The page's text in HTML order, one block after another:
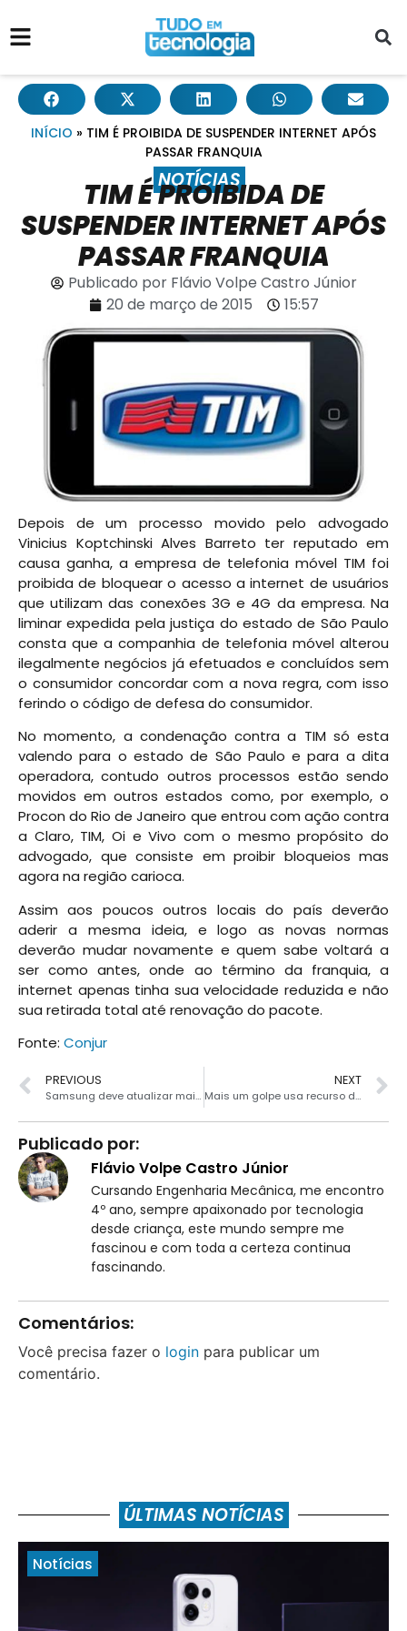
INÍCIO » TIM É PROIBIDA DE SUSPENDER INTERNET APÓS
PASSAR FRANQUIA
NOTÍCIAS
TIM É PROIBIDA DE
SUSPENDER INTERNET APÓS
PASSAR FRANQUIA
Publicado porFlávio Volpe Castro Júnior
20 de março de 2015
15:57
Depois de um processo movido pelo advogado
Vinicius Koptchinski Alves Barreto ter reputado em
causa ganha, a empresa de telefonia móvel TIM foi
proibida de bloquear o acesso a internet de usuários
que utilizam das conexões 3G e 4G da empresa. Na
liminar expedida pela justiça do estado de São Paulo
consta que a companhia de telefonia móvel alterou
ilegalmente negócios já efetuados e concluídos sem
o consumidor concordar com a nova regra, com isso
ferindo o código de defesa do consumidor.
No momento, a condenação contra a TIM só esta
valendo para o estado de São Paulo e para a dita
operadora, contudo outros processos estão sendo
movidos em outros estados como, por exemplo, o
Procon do Rio de Janeiro que entrou com ação contra
a Claro, TIM, Oi e Vivo com o mesmo propósito do
advogado, que consiste em proibir bloqueios mas
agora na região carioca.
Assim aos poucos outros locais do país deverão
aderir a mesma ideia, e logo as novas normas
deverão mudar novamente e quem sabe voltará a
ser como antes, onde ao término da franquia, a
internet apenas tinha sua velocidade reduzida e não
sua retirada total até renovação do pacote.
Fonte: Conjur
PREVIOUS
Samsung deve atualizar mais três smartphones para Lollipop
NEXT
Mais um golpe usa recurso de ligação do WhatsApp
Publicado por:
Flávio Volpe Castro Júnior
Cursando Engenharia Mecânica, me encontro
4º ano, sempre apaixonado por tecnologia
desde criança, este mundo sempre me
fascinou e com toda a certeza continua
fascinando.
Comentários:
Você precisa fazer o login para publicar um
comentário.
ÚLTIMAS NOTÍCIAS
Notícias